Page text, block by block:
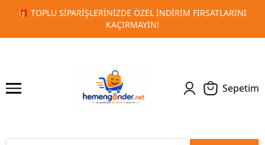
🚀 KURUMSAL PROMOSYON VE MATBAA
1 2
Sepetim